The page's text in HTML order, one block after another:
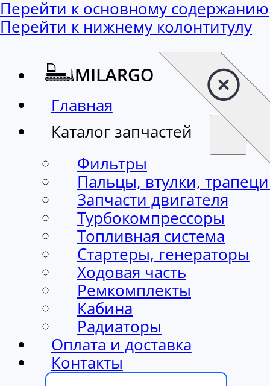
Перейти к основному содержанию
Перейти к нижнему колонтитулу
Главная
Каталог запчастей
Фильтры
Пальцы, втулки,
Запчасти двигателя
Турбокомпрессоры
Топливная система
Стартеры, генераторы
Ходовая часть
Ремкомплекты
Кабина
Радиаторы
Оплата и доставка
Контакты